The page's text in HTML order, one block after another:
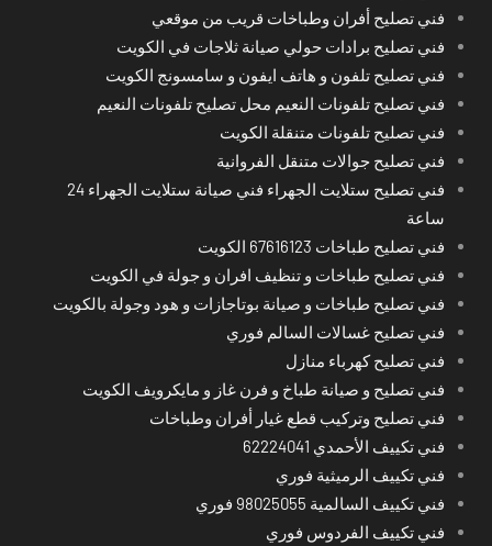
فني تصليح أفران وطباخات قريب من موقعي
فني تصليح برادات حولي صيانة ثلاجات في الكويت
فني تصليح تلفون و هاتف ايفون و سامسونج الكويت
فني تصليح تلفونات النعيم محل تصليح تلفونات النعيم
فني تصليح تلفونات متنقلة الكويت
فني تصليح جوالات متنقل الفروانية
فني تصليح ستلايت الجهراء فني صيانة ستلايت الجهراء 24
ساعة
فني تصليح طباخات 67616123 الكويت
فني تصليح طباخات و تنظيف افران و جولة في الكويت
فني تصليح طباخات و صيانة بوتاجازات و هود وجولة بالكويت
فني تصليح غسالات السالم فوري
فني تصليح كهرباء منازل
فني تصليح و صيانة طباخ و فرن غاز و مايكرويف الكويت
فني تصليح وتركيب قطع غيار أفران وطباخات
فني تكييف الأحمدي 62224041
فني تكييف الرميثية فوري
فني تكييف السالمية 98025055 فوري
فني تكييف الفردوس فوري